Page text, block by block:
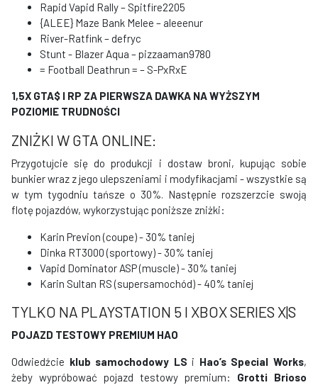
Rapid Vapid Rally – Spitfire2205
{ALEE} Maze Bank Melee – aleeenur
River-Ratfink – defryc
Stunt - Blazer Aqua – pizzaaman9780
= Football Deathrun = – S-PxRxE
1,5X GTA$ I RP ZA PIERWSZA DAWKA NA WYŻSZYM
POZIOMIE TRUDNOŚCI
ZNIŻKI W GTA ONLINE:
Przygotujcie się do produkcji i dostaw broni, kupując sobie
bunkier wraz z jego ulepszeniami i modyfikacjami - wszystkie są
w tym tygodniu tańsze o 30%. Następnie rozszerzcie swoją
flotę pojazdów, wykorzystując poniższe zniżki:
Karin Previon (coupe) - 30% taniej
Dinka RT3000 (sportowy) - 30% taniej
Vapid Dominator ASP (muscle) - 30% taniej
Karin Sultan RS (supersamochód) - 40% taniej
TYLKO NA PLAYSTATION 5 I XBOX SERIES X|S
POJAZD TESTOWY PREMIUM HAO
Odwiedźcie klub samochodowy LS i Hao’s Special Works,
żeby wypróbować pojazd testowy premium: Grotti Brioso